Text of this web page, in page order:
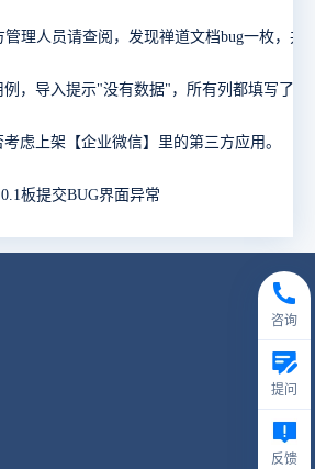
，导入提示"没有数据"，所有列都填写了。
虑上架【企业微信】里的第三方应用。
板提交BUG界面异常
咨询
提问
反馈